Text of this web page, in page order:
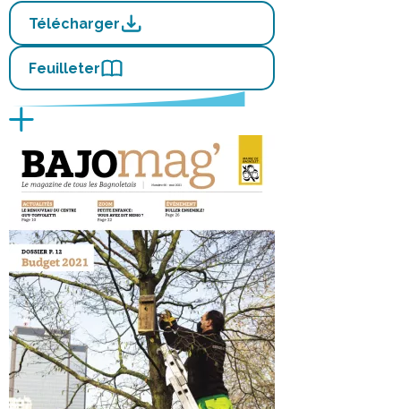
Télécharger
Feuilleter